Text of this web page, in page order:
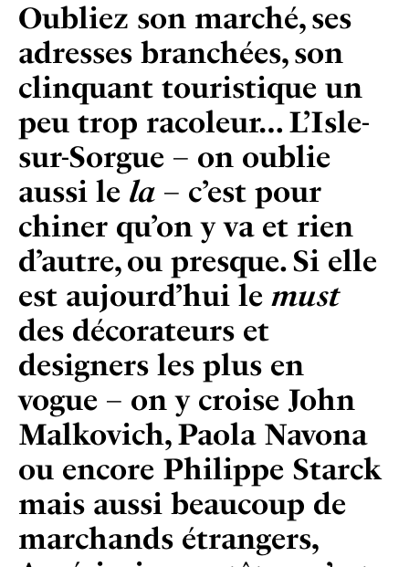
Oubliez son marché, ses
adresses branchées, son
clinquant touristique un
peu trop racoleur… L’Isle-
sur-Sorgue – on oublie
aussi le la – c’est pour
chiner qu’on y va et rien
d’autre, ou presque. Si elle
est aujourd’hui le must
des décorateurs et
designers les plus en
vogue – on y croise John
Malkovich, Paola Navona
ou encore Philippe Starck
mais aussi beaucoup de
marchands étrangers,